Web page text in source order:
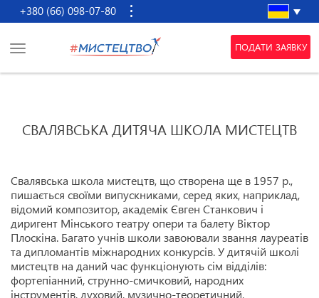
+380 (66) 098-07-80
ПОДАТИ ЗАЯВКУ
СВАЛЯВСЬКА ДИТЯЧА ШКОЛА МИСТЕЦТВ
Свалявська школа мистецтв, що створена ще в 1957 р.,
пишається своїми випускниками, серед яких, наприклад,
відомий композитор, академік Євген Станкович і
диригент Мінського театру опери та балету Віктор
Плоскіна. Багато учнів школи завоювали звання лауреатів
та дипломантів міжнародних конкурсів. У дитячій школі
мистецтв на даний час функціонують сім відділів:
фортепіанний, струнно-смичковий, народних
інструментів, духовий, музично-теоретичний,